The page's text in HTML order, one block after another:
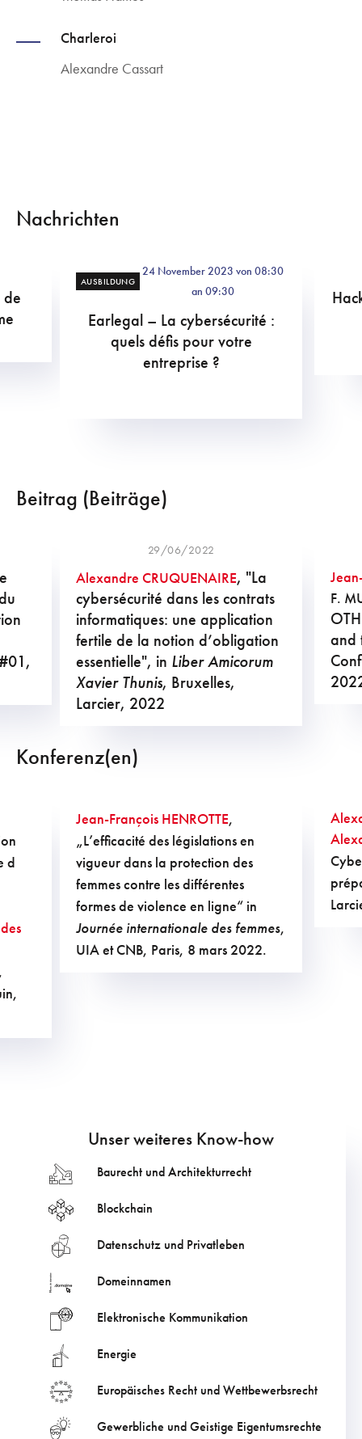
Unser weiteres Know-how
Baurecht und Architekturrecht
Blockchain
Datenschutz und Privatleben
Domeinnamen
Elektronische Kommunikation
Energie
Europäisches Recht und Wettbewerbsrecht
Gewerbliche und Geistige Eigentumsrechte
Beitrag (Beiträge)
29/06/2022
Alexandre CRUQUENAIRE, "La
cybersécurité dans les contrats
informatiques: une application
fertile de la notion d’obligation
essentielle", in Liber Amicorum
Xavier Thunis, Bruxelles,
Larcier, 2022
F.
and
Konferenz(en)
d
Jean-François HENROTTE,
„L’efficacité des législations en
vigueur dans la protection des
femmes contre les différentes
formes de violence en ligne“ in
Journée internationale des femmes,
UIA et CNB, Paris, 8 mars 2022.
Charleroi
Alexandre Cassart
Nachrichten
de
AUSBILDUNG
24 November 2023 von 08:30
an 09:30
Earlegal – La cybersécurité :
quels défis pour votre
entreprise ?